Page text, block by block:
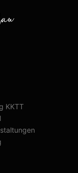
KKTT